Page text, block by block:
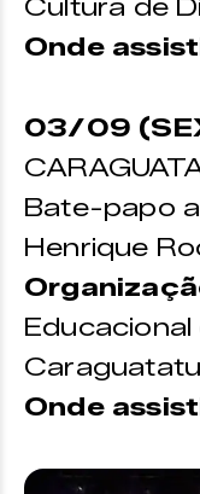
Cultura de
Onde
03/09
Bate-papo
Henrique
Onde